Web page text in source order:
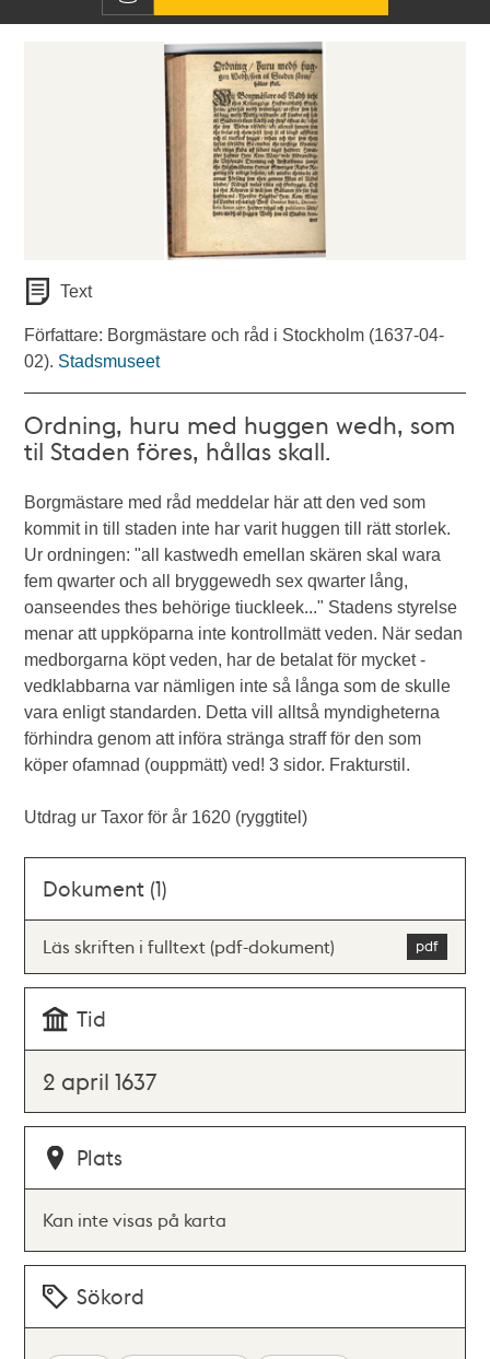
Text
Författare: Borgmästare och råd i Stockholm (1637-04-
02). Stadsmuseet
Ordning, huru med huggen wedh, som
til Staden föres, hållas skall.
Borgmästare med råd meddelar här att den ved som
kommit in till staden inte har varit huggen till rätt storlek.
Ur ordningen: "all kastwedh emellan skären skal wara
fem qwarter och all bryggewedh sex qwarter lång,
oanseendes thes behörige tiuckleek..." Stadens styrelse
menar att uppköparna inte kontrollmätt veden. När sedan
medborgarna köpt veden, har de betalat för mycket -
vedklabbarna var nämligen inte så långa som de skulle
vara enligt standarden. Detta vill alltså myndigheterna
förhindra genom att införa stränga straff för den som
köper ofamnad (ouppmätt) ved! 3 sidor. Frakturstil.
Utdrag ur Taxor för år 1620 (ryggtitel)
Dokument (1)
Läs skriften i fulltext (pdf-dokument)
Tid
2 april 1637
Plats
Kan inte visas på karta
Sökord